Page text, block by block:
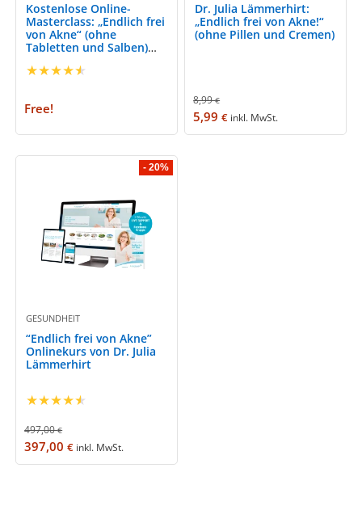
Kostenlose Online-
Masterclass: „Endlich frei
von Akne“ (ohne
Tabletten und Salben)
★★★★★
Free!
Dr. Julia Lämmerhirt:
„Endlich frei von Akne!“
(ohne Pillen und Cremen)
8,99€
5,99€ inkl. MwSt.
- 20%
GESUNDHEIT
“Endlich frei von Akne”
Onlinekurs von Dr. Julia
Lämmerhirt
★★★★★
497,00€
397,00€ inkl. MwSt.